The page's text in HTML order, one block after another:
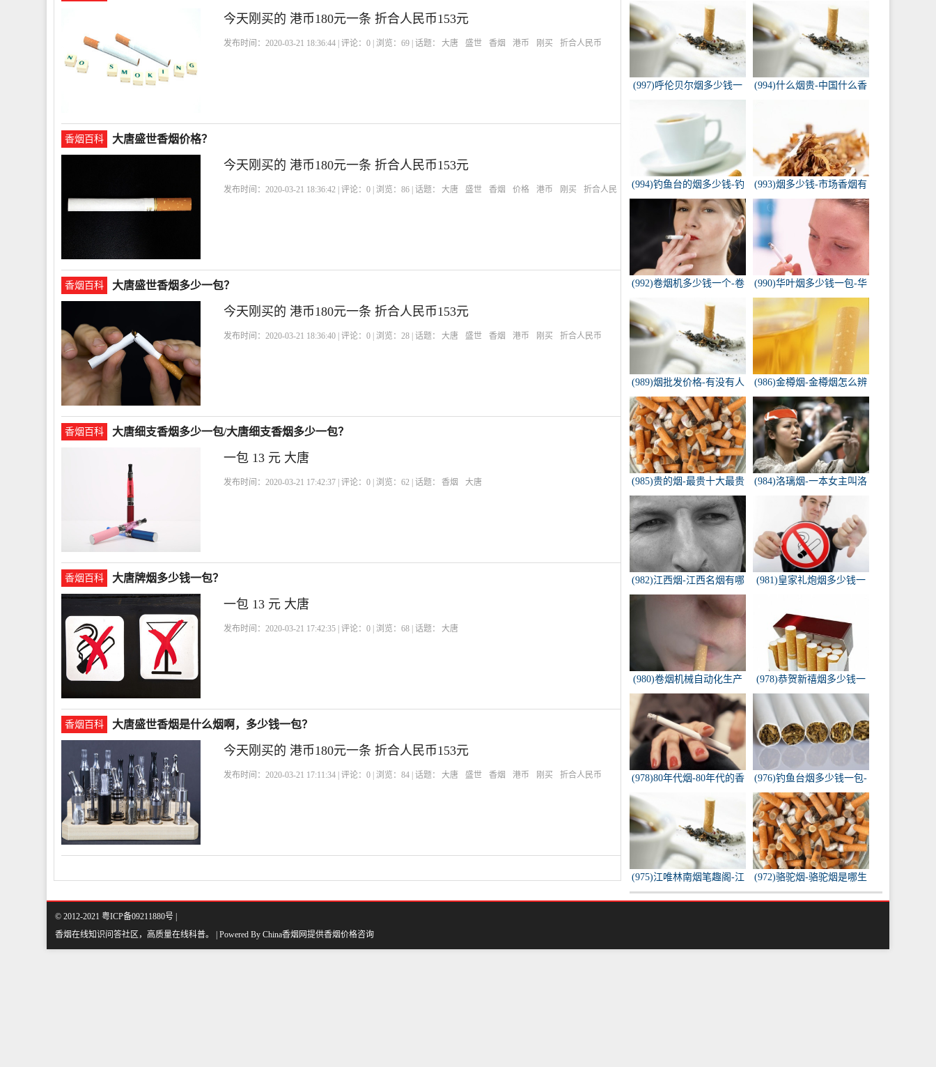
今天刚买的 港币180元一条 折合人民币153元
发布时间：2020-03-21 18:36:44 | 评论：0 | 浏览：69 | 话题： 大唐 盛世 香烟 港币 刚买 折合人民币
香烟百科 大唐盛世香烟价格？
今天刚买的 港币180元一条 折合人民币153元
发布时间：2020-03-21 18:36:42 | 评论：0 | 浏览：86 | 话题： 大唐 盛世 香烟 价格 港币 刚买
折合人民
香烟百科 大唐盛世香烟多少一包？
今天刚买的 港币180元一条 折合人民币153元
发布时间：2020-03-21 18:36:40 | 评论：0 | 浏览：28 | 话题： 大唐 盛世 香烟 港币 刚买 折合人民币
香烟百科 大唐细支香烟多少一包/大唐细支香烟多少一包？
一包 13 元 大唐
发布时间：2020-03-21 17:42:37 | 评论：0 | 浏览：62 | 话题： 香烟 大唐
香烟百科 大唐牌烟多少钱一包？
一包 13 元 大唐
发布时间：2020-03-21 17:42:35 | 评论：0 | 浏览：68 | 话题： 大唐
香烟百科 大唐盛世香烟是什么烟啊，多少钱一包？
今天刚买的 港币180元一条 折合人民币153元
发布时间：2020-03-21 17:11:34 | 评论：0 | 浏览：84 | 话题： 大唐 盛世 香烟 港币 刚买 折合人民币
(997)呼伦贝尔烟多少钱一
包-白色的呼伦贝尔香烟多
少钱一包
(994)什么烟贵-中国什么香
(994)钓鱼台的烟多少钱-钓
鱼台香烟价格有哪几种规
格？
(993)烟多少钱-市场香烟有
几种 各多少钱一包
(992)卷烟机多少钱一个-卷
(990)华叶烟多少钱一包-华
叶烟价格多少钱一包
(989)烟批发价格-有没有人
知道，各种香烟批发价？
(986)金樽烟-金樽烟怎么辨
别真假
(985)贵的烟-最贵十大最贵
的香烟是什么
(984)洛璃烟-一本女主叫洛
璃烟的快穿小说，叫什么
名字来着？？？
(982)江西烟-江西名烟有哪
些
(981)皇家礼炮烟多少钱一
(980)卷烟机械自动化生产
线-中国烟草机械集团
(978)恭贺新禧烟多少钱一
包-恭贺新禧香烟有细支的
多少钱一盒？
(978)80年代烟-80年代的香
(976)钓鱼台烟多少钱一包-
钓鱼台烟多少钱一包
(975)江唯林南烟笔趣阁-江
唯林南烟小说叫什么名
字？
(972)骆驼烟-骆驼烟是哪生
产的
© 2012-2021 粤ICP备09211880号 |
香烟在线知识问答社区，高质量在线科普。 | Powered By China香烟网提供香烟价格咨询